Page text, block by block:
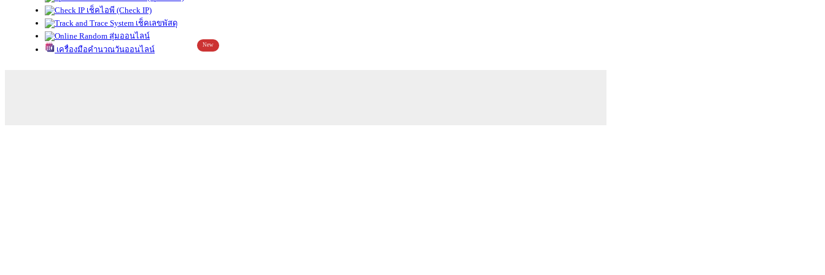
เช็คไอพี (Check IP)
เช็คเลขพัสดุ
สุ่มออนไลน์
เครื่องมือคำนวณวันออนไลน์
New